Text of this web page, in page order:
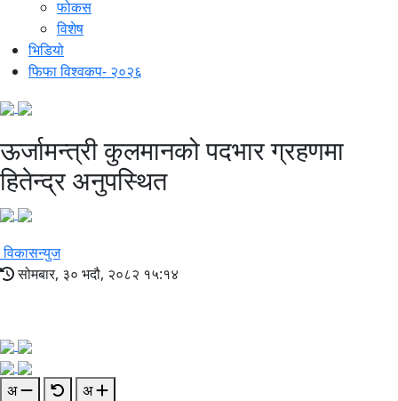
फोकस
विशेष
भिडियो
फिफा विश्वकप- २०२६
ऊर्जामन्त्री कुलमानको पदभार ग्रहणमा
हितेन्द्र अनुपस्थित
विकासन्युज
सोमबार, ३० भदौ, २०८२ १५:१४
अ अ